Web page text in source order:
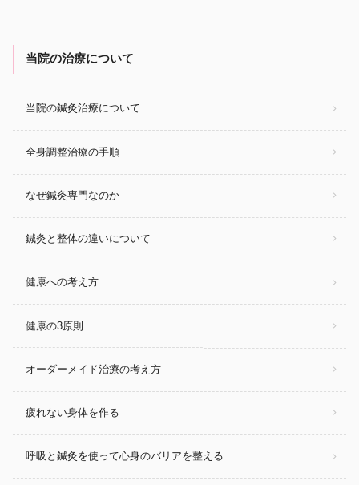
当院の治療について
当院の鍼灸治療について
全身調整治療の手順
なぜ鍼灸専門なのか
鍼灸と整体の違いについて
健康への考え方
健康の3原則
オーダーメイド治療の考え方
疲れない身体を作る
呼吸と鍼灸を使って心身のバリアを整える